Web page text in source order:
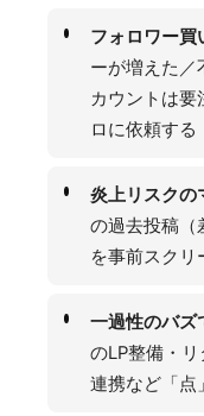
フォロワー買
ーが増えた／
カウントは
ロに依頼する
炎上リスクの
の過去投稿（
を事前スクリ
一過性のバズ
のLP整備・
連携など「点